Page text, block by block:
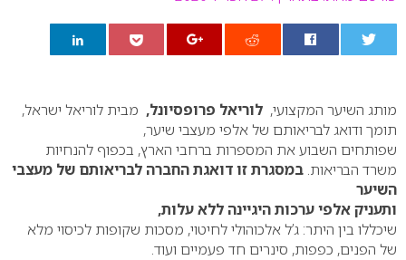
מותג השיער המקצועי, לוריאל פרופסיונל, מבית לוריאל ישראל,
תומך ודואג לבריאותם של אלפי מעצבי שיער,
שפותחים השבוע את המספרות ברחבי הארץ, בכפוף להנחיות
משרד הבריאות. במסגרת זו דואגת החברה לבריאותם של מעצבי
השיער
ותעניק אלפי ערכות היגיינה ללא עלות,
שיכללו בין היתר: ג’ל אלכוהולי לחיטוי, מסכות שקופות לכיסוי מלא
של הפנים, כפפות, סינרים חד פעמיים ועוד.